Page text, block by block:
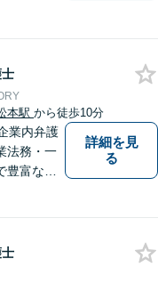
本駅 から徒歩10分
業内弁護
法務・一
富な実
詳細を見
る